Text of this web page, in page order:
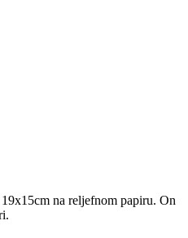
na reljefnom papiru. On